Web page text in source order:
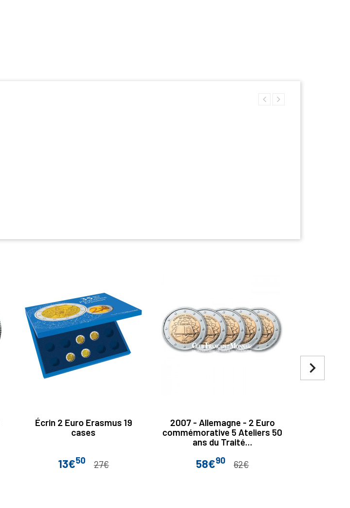
Écrin 2 Euro Erasmus 19
cases
Prix
13€50 Prix de base
27€
2007 - Allemagne - 2 Euro
commémorative 5 Ateliers 50
ans du Traité...
Prix
58€90 Prix de base
62€
navigate_next